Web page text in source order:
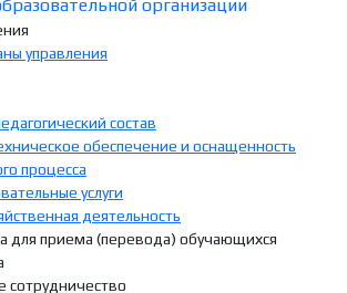
организации
управления
состав
обеспечение и оснащенность
процесса
услуги
деятельность
для приема (перевода) обучающихся